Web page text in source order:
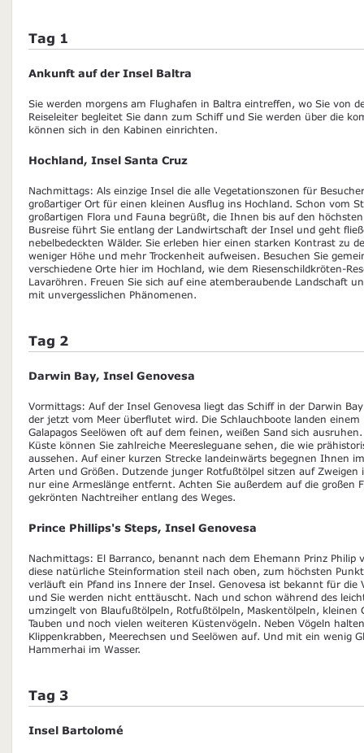
Tag 1
Ankunft auf der Insel Baltra
Sie werden morgens am Flughafen in Baltra eintreffen, wo Sie von
Reiseleiter begleitet Sie dann zum Schiff und Sie werden über die
können sich in den Kabinen einrichten.
Hochland, Insel Santa Cruz
Nachmittags: Als einzige Insel die alle Vegetationszonen für
großartiger Ort für einen kleinen Ausflug ins Hochland. Schon vom
großartigen Flora und Fauna begrüßt, die Ihnen bis auf den
Busreise führt Sie entlang der Landwirtschaft der Insel und geht
nebelbedeckten Wälder. Sie erleben hier einen starken Kontrast zu
weniger Höhe und mehr Trockenheit aufweisen. Besuchen Sie
verschiedene Orte hier im Hochland, wie dem Riesenschildkröten-
Lavaröhren. Freuen Sie sich auf eine atemberaubende Landschaft
mit unvergesslichen Phänomenen.
Tag 2
Darwin Bay, Insel Genovesa
Vormittags: Auf der Insel Genovesa liegt das Schiff in der Darwin
der jetzt vom Meer überflutet wird. Die Schlauchboote landen
Galapagos Seelöwen oft auf dem feinen, weißen Sand sich
Küste können Sie zahlreiche Meeresleguane sehen, die wie
aussehen. Auf einer kurzen Strecke landeinwärts begegnen Ihnen
Arten und Größen. Dutzende junger Rotfußtölpel sitzen auf Zweigen
nur eine Armeslänge entfernt. Achten Sie außerdem auf die großen
gekrönten Nachtreiher entlang des Weges.
Prince Phillips's Steps, Insel Genovesa
Nachmittags: El Barranco, benannt nach dem Ehemann Prinz Philip
diese natürliche Steinformation steil nach oben, zum höchsten
verläuft ein Pfand ins Innere der Insel. Genovesa ist bekannt für die
und Sie werden nicht enttäuscht. Nach und schon während des
umzingelt von Blaufußtölpeln, Rotfußtölpeln, Maskentölpeln, kleinen
Tauben und noch vielen weiteren Küstenvögeln. Neben Vögeln
Klippenkrabben, Meerechsen und Seelöwen auf. Und mit ein wenig
Hammerhai im Wasser.
Tag 3
Insel Bartolomé